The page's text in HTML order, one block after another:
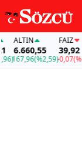
(%2,59)
39,92
-0,07(%-